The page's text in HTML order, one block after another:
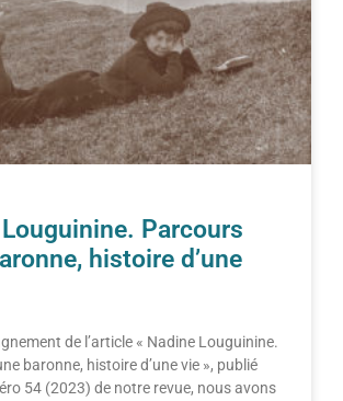
Parcours
histoire d’une
de l’article « Nadine Louguinine.
baronne, histoire d’une vie », publié
54 (2023) de notre revue, nous avons